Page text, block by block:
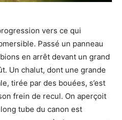
vers ce qui
Passé un panneau
en arrêt devant un grand
Un chalut, dont une grande
tirée par des bouées, s’est
frein de recul. On aperçoit
tube du canon est